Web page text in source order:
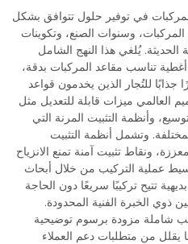
في توفير حلول تتوافق بشكل
وسنوات الصنع، وتكوينات
الحديثة. يُلغي هذا النهج الشامل
أغطية تناسب مقاعد المركبات بدقة،
جذابًا للتُجار الذين يخدمون قواعد
العالمي ميزات قابلة للتعديل مثل
وأنظمة التثبيت المرنة التي
وتشمل أنظمة التثبيت
ونقاط تثبيت آمنة تمنع الانزياح
عملية التركيب من خلال أبحاث
تتيح تركيبًا سريعًا دون الحاجة
الخبرة الفنية المحدودة.
شاملة مزودة برسوم توضيحية
من متطلبات دعم العملاء